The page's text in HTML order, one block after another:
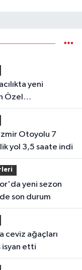
Özel
etti
yol 3,5 saate indi
son durum
isyan etti